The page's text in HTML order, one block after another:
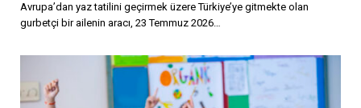
Avrupa’dan yaz tatilini geçirmek üzere Türkiye’ye gitmekte olan
gurbetçi bir ailenin aracı, 23 Temmuz 2026…